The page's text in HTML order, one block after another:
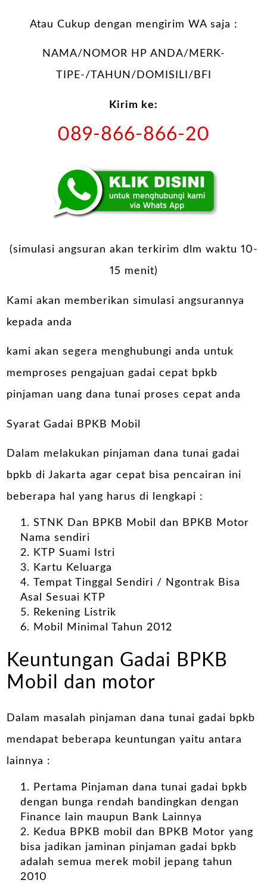
Atau Cukup dengan mengirim WA saja :
NAMA/NOMOR HP ANDA/MERK-
TIPE-/TAHUN/DOMISILI/BFI
Kirim ke:
089-866-866-20
(simulasi angsuran akan terkirim dlm waktu 10-
15 menit)
Kami akan memberikan simulasi angsurannya
kepada anda
kami akan segera menghubungi anda untuk
memproses pengajuan gadai cepat bpkb
pinjaman uang dana tunai proses cepat anda
Syarat Gadai BPKB Mobil
Dalam melakukan pinjaman dana tunai gadai
bpkb di Jakarta agar cepat bisa pencairan ini
beberapa hal yang harus di lengkapi :
STNK Dan BPKB Mobil dan BPKB Motor
Nama sendiri
KTP Suami Istri
Kartu Keluarga
Tempat Tinggal Sendiri / Ngontrak Bisa
Asal Sesuai KTP
Rekening Listrik
Mobil Minimal Tahun 2012
Keuntungan Gadai BPKB
Mobil dan motor
Dalam masalah pinjaman dana tunai gadai bpkb
mendapat beberapa keuntungan yaitu antara
lainnya :
Pertama Pinjaman dana tunai gadai bpkb
dengan bunga rendah bandingkan dengan
Finance lain maupun Bank Lainnya
Kedua BPKB mobil dan BPKB Motor yang
bisa jadikan jaminan pinjaman gadai bpkb
adalah semua merek mobil jepang tahun
2010